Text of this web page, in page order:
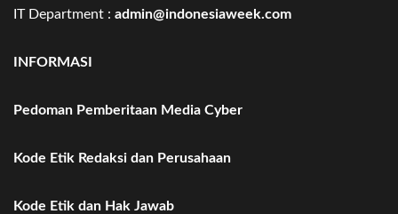
IT Department : admin@indonesiaweek.com
INFORMASI
Pedoman Pemberitaan Media Cyber
Kode Etik Redaksi dan Perusahaan
Kode Etik dan Hak Jawab